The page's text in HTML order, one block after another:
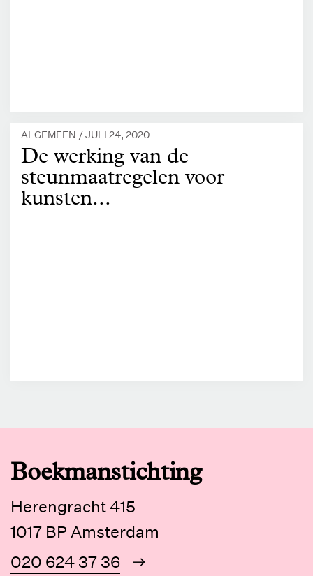
ALGEMEEN /JULI 24, 2020
De werking van de
steunmaatregelen voor
kunsten...
Boekmanstichting
Herengracht 415
1017 BP Amsterdam
020 624 37 36